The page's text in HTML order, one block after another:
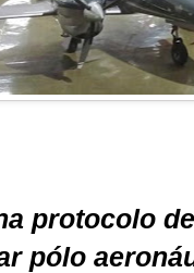
protocolo
pólo